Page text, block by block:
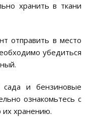
хранить в ткани
отправить в место
убедиться
сада и бензиновые
ознакомьтесь с
их хранению.